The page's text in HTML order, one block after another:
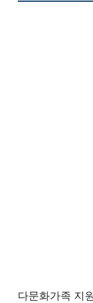
다문화가족 지